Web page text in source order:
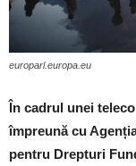
europarl.europa.eu
În cadrul unei
împreună cu
pentru Drepturi